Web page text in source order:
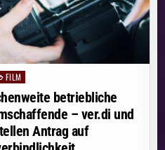
FILM
betriebliche
– ver.di und
Antrag auf